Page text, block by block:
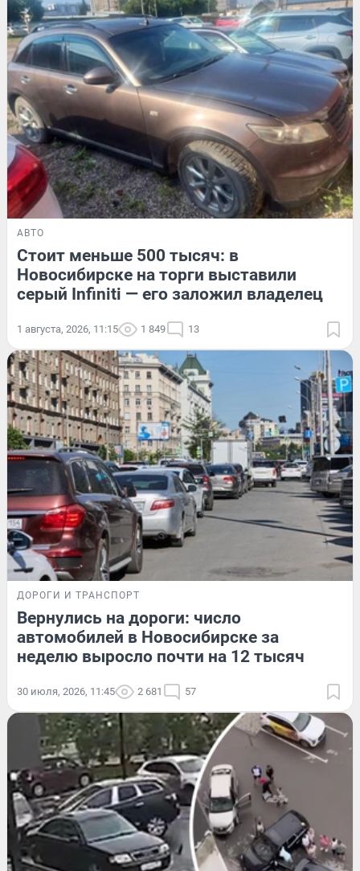
АВТО
Стоит меньше 500 тысяч: в
Новосибирске на торги выставили
серый Infiniti — его заложил владелец
1 августа, 2026, 11:15 1 849 13
ДОРОГИ И ТРАНСПОРТ
Вернулись на дороги: число
автомобилей в Новосибирске за
неделю выросло почти на 12 тысяч
30 июля, 2026, 11:45 2 681 57